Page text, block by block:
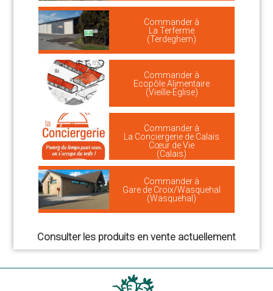
Commander à
La Terferme
(Terdeghem)
Commander à
Ecopôle Alimentaire
(Vieille-Église)
Commander à
La Conciergerie de Calais
Cœur de Vie
(Calais)
Commander à
Gare de Croix/Wasquehal
(Wasquehal)
Consulter les produits en vente actuellement